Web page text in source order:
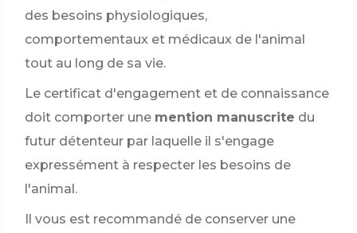
des besoins physiologiques,
comportementaux et médicaux de l'animal
tout au long de sa vie.
Le certificat d'engagement et de connaissance
doit comporter une mention manuscrite du
futur détenteur par laquelle il s'engage
expressément à respecter les besoins de
l'animal.
Il vous est recommandé de conserver une